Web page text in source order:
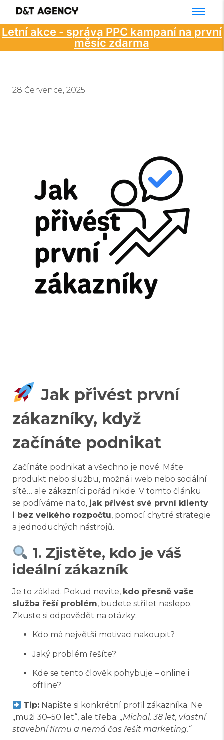
Letní akce - správa PPC kampaní na první
měsíc zdarma
28 Července, 2025
Jak přivést první
zákazníky, když
začínáte podnikat
Začínáte podnikat a všechno je nové. Máte
produkt nebo službu, možná i web nebo sociální
sítě… ale zákazníci pořád nikde. V tomto článku
se podíváme na to, jak přivést své první klienty
i bez velkého rozpočtu, pomocí chytré strategie
a jednoduchých nástrojů.
1. Zjistěte, kdo je váš
ideální zákazník
Je to základ. Pokud nevíte, kdo přesně vaše
služba řeší problém, budete střílet naslepo.
Zkuste si odpovědět na otázky:
Kdo má největší motivaci nakoupit?
Jaký problém řešíte?
Kde se tento člověk pohybuje – online i
offline?
Tip: Napište si konkrétní profil zákazníka. Ne
„muži 30–50 let“, ale třeba: „Michal, 38 let, vlastní
stavební firmu a nemá čas řešit marketing.“